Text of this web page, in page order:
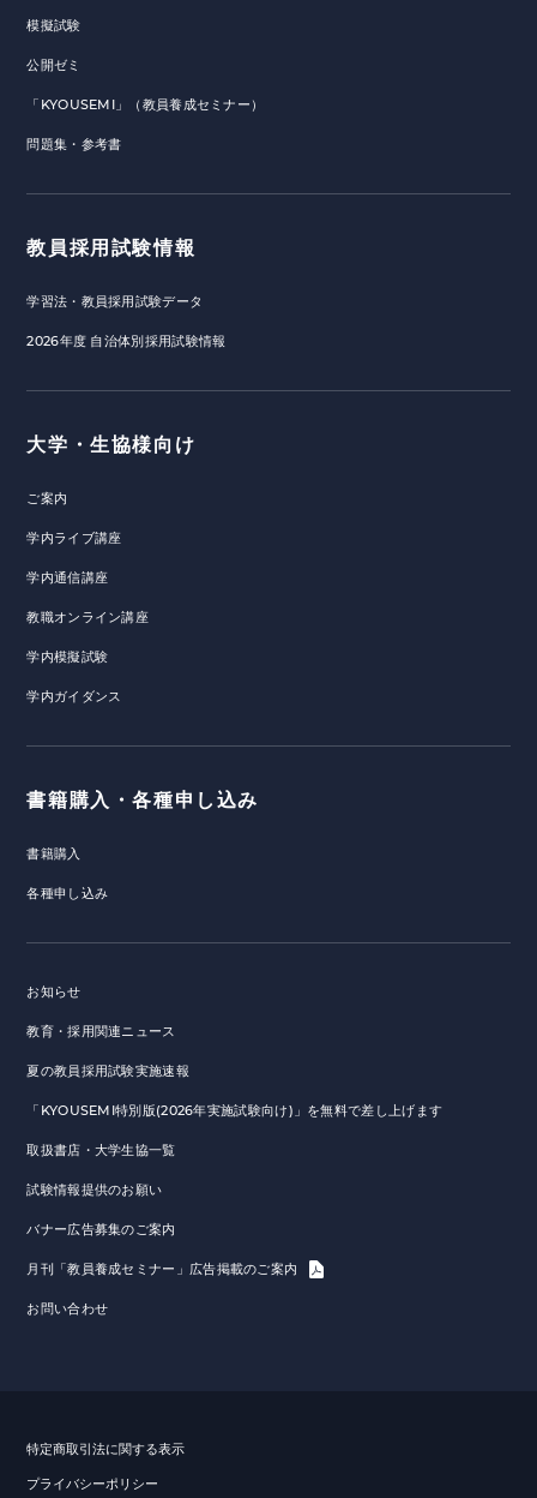
模擬試験
公開ゼミ
「KYOUSEMI」（教員養成セミナー）
問題集・参考書
教員採用試験情報
学習法・教員採用試験データ
2026年度 自治体別採用試験情報
大学・生協様向け
ご案内
学内ライブ講座
学内通信講座
教職オンライン講座
学内模擬試験
学内ガイダンス
書籍購入・各種申し込み
書籍購入
各種申し込み
お知らせ
教育・採用関連ニュース
夏の教員採用試験実施速報
「KYOUSEMI特別版(2026年実施試験向け)」を無料で差し上げます
取扱書店・大学生協一覧
試験情報提供のお願い
バナー広告募集のご案内
月刊「教員養成セミナー」広告掲載のご案内
お問い合わせ
特定商取引法に関する表示
プライバシーポリシー